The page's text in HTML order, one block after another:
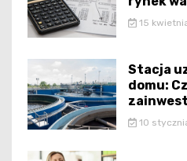
15
Stacja
domu:
10